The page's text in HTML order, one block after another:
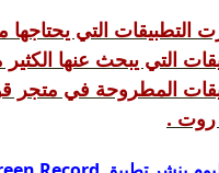
التطبيقات التي
التي يبحث عنها
المطروحة في متجر
روت .